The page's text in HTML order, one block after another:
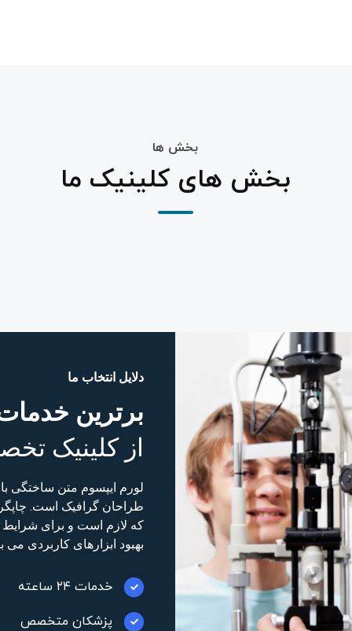
بخش ها
بخش های کلینیک ما
دلایل انتخاب ما
برترین خدمات
از کلینیک
لورم ایپسوم متن ساختگی
طراحان گرافیک است.
که لازم است و برای شرایط
بهبود ابزارهای کاربردی می
خدمات ۲۴ ساعته
پزشکان متخصص